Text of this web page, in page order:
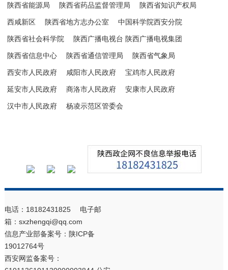
陕西省能源局 陕西省药品监督管理局 陕西省知识产权局
西咸新区 陕西省地方志办公室 中国科学院西安分院
陕西省社会科学院 陕西广播电视台 陕西广播电视集团
陕西省信息中心 陕西省通信管理局 陕西省气象局
西安市人民政府 咸阳市人民政府 宝鸡市人民政府
延安市人民政府 商洛市人民政府 安康市人民政府
汉中市人民政府 杨凌示范区管委会
电话：18182431825 电子邮
箱：sxzhengqi@qq.com
信息产业部备案号： 陕ICP备
19012764号
西安网监备案号：